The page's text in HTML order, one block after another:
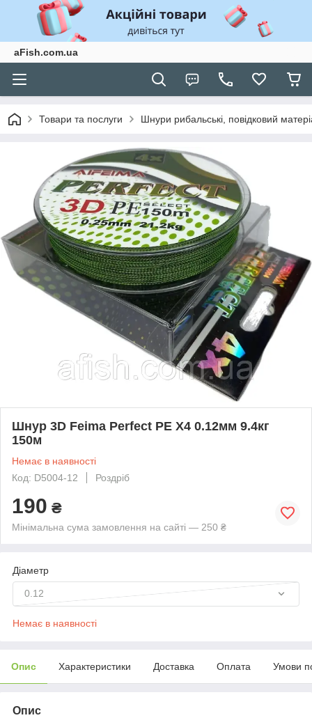
aFish.com.ua
Товари та послуги Шнури рибальські, повідковий
Шнур 3D Feima Perfect PE X4 0.12мм 9.4кг
150м
Немає в наявності
Код: D5004-12
Роздріб
190 ₴
Мінімальна сума замовлення на сайті — 250 ₴
Діаметр
0.12
Немає в наявності
Опис Характеристики Доставка Оплата Умови
Опис